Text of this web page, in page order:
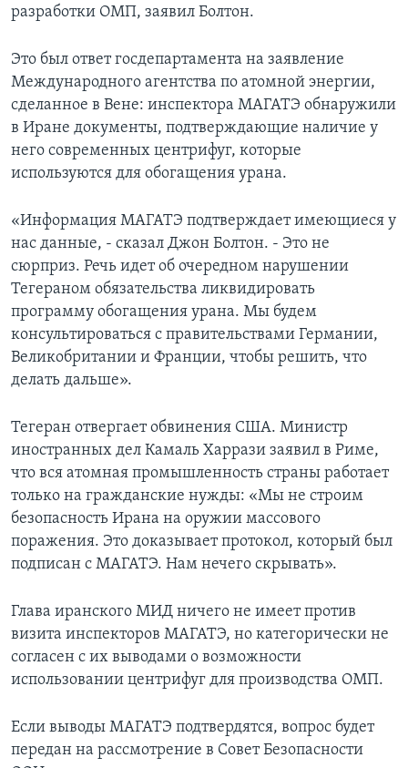
Языки
разработки ОМП, заявил Болтон.
Это был ответ госдепартамента на заявление
Международного агентства по атомной энергии,
сделанное в Вене: инспектора МАГАТЭ обнаружили
в Иране документы, подтверждающие наличие у
него современных центрифуг, которые
используются для обогащения урана.
«Информация МАГАТЭ подтверждает имеющиеся у
нас данные, - сказал Джон Болтон. - Это не
сюрприз. Речь идет об очередном нарушении
Тегераном обязательства ликвидировать
программу обогащения урана. Мы будем
консультироваться с правительствами Германии,
Великобритании и Франции, чтобы решить, что
делать дальше».
Тегеран отвергает обвинения США. Министр
иностранных дел Камаль Харрази заявил в Риме,
что вся атомная промышленность страны работает
только на гражданские нужды: «Мы не строим
безопасность Ирана на оружии массового
поражения. Это доказывает протокол, который был
подписан с МАГАТЭ. Нам нечего скрывать».
Глава иранского МИД ничего не имеет против
визита инспекторов МАГАТЭ, но категорически не
согласен с их выводами о возможности
использовании центрифуг для производства ОМП.
Если выводы МАГАТЭ подтвердятся, вопрос будет
передан на рассмотрение в Совет Безопасности